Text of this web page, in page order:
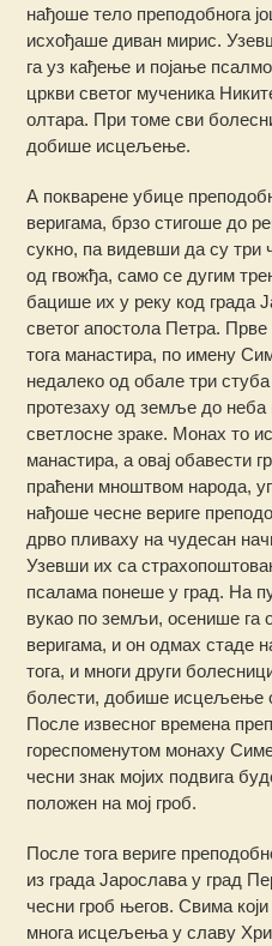
нађоше тело преподобнога
исхођаше диван мирис.
га уз кађење и појање
цркви светог мученика
олтара. При томе сви
добише исцељење.
А покварене убице
веригама, брзо стигоше до
сукно, па видевши да су три
од гвожђа, само се дугим
бацише их у реку код града
светог апостола Петра. Прве
тога манастира, по имену
недалеко од обале три стуба
протезаху од земље до неба
светлосне зраке. Монах то
манастира, а овај обавести
праћени мноштвом народа,
нађоше чесне вериге
дрво пливаху на чудесан
Узевши их са
псалама понеше у град. На
вукао по земљи, осенише га
веригама, и он одмах стаде
тога, и многи други
болести, добише исцељење
После извесног времена
гореспоменутом монаху
чесни знак мојих подвига
положен на мој гроб.
После тога вериге
из града Јарослава у град
чесни гроб његов. Свима
многа исцељења у славу